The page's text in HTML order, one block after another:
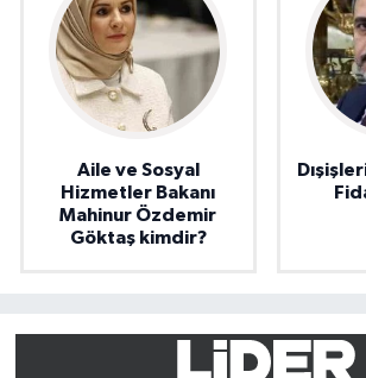
Aile ve Sosyal
Hizmetler Bakanı
Mahinur Özdemir
Göktaş kimdir?